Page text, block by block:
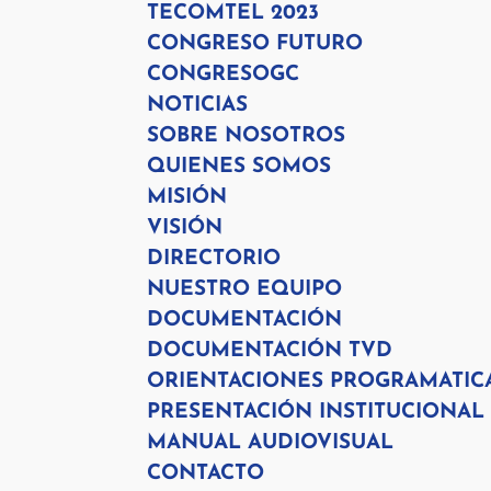
TECOMTEL 2023
CONGRESO FUTURO
CONGRESOGC
NOTICIAS
SOBRE NOSOTROS
QUIENES SOMOS
MISIÓN
VISIÓN
DIRECTORIO
NUESTRO EQUIPO
DOCUMENTACIÓN
DOCUMENTACIÓN TVD
ORIENTACIONES
PRESENTACIÓN INSTITUCIONAL
MANUAL AUDIOVISUAL
CONTACTO